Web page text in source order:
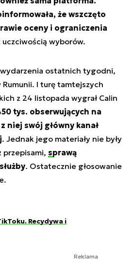
, że wszczęto
oceny i ograniczenia
uczciwością wyborów.
ostatnich tygodni,
I turę tamtejszych
z 24 listopada wygrał Calin
tys. obserwujących na
niej swój główny kanał
. Jednak jego materiały nie były
przepisami, sprawą
. Ostatecznie głosowanie
Recydywa i
Reklama